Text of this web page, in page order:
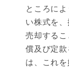
ところに
い株式を
売却する
償及び定
は、これを